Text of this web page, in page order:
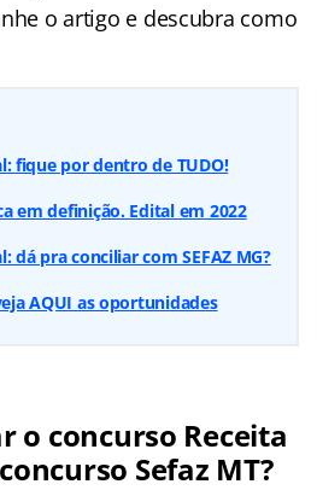
o artigo e descubra como
fique por dentro de TUDO!
em definição. Edital em 2022
dá pra conciliar com SEFAZ MG?
AQUI as oportunidades
o concurso Receita
Sefaz MT?